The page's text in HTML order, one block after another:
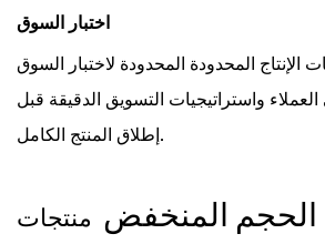
اختبار السوق
الإنتاج المحدودة المحدودة لاختبار السوق
واستراتيجيات التسويق الدقيقة قبل
إطلاق المنتج الكامل.
الحجم المنخفض منتجات